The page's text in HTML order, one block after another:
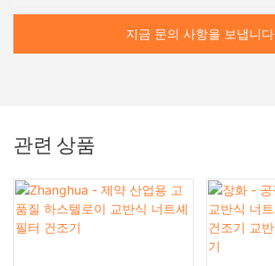
지금 문의 사항을 보냅니다
관련 상품